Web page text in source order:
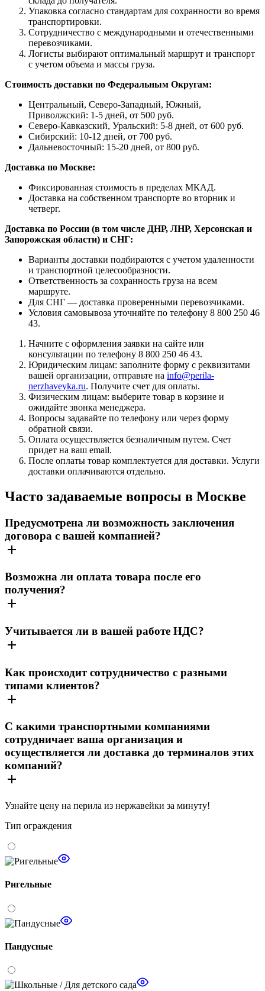
Упаковка согласно стандартам для сохранности во время
транспортировки.
Сотрудничество с международными и отечественными
перевозчиками.
Логисты выбирают оптимальный маршрут и транспорт
с учетом объема и массы груза.
Стоимость доставки по Федеральным Округам:
Центральный, Северо-Западный, Южный,
Приволжский: 1-5 дней, от 500 руб.
Северо-Кавказский, Уральский: 5-8 дней, от 600 руб.
Сибирский: 10-12 дней, от 700 руб.
Дальневосточный: 15-20 дней, от 800 руб.
Доставка по Москве:
Фиксированная стоимость в пределах МКАД.
Доставка на собственном транспорте во вторник и
четверг.
Доставка по России (в том числе ДНР, ЛНР, Херсонская и
Запорожская области) и СНГ:
Варианты доставки подбираются с учетом удаленности
и транспортной целесообразности.
Ответственность за сохранность груза на всем
маршруте.
Для СНГ — доставка проверенными перевозчиками.
Условия самовывоза уточняйте по телефону 8 800 250 46
43.
Начните с оформления заявки на сайте или
консультации по телефону 8 800 250 46 43.
Юридическим лицам: заполните форму с реквизитами
вашей организации, отправьте на info@perila-
nerzhaveyka.ru. Получите счет для оплаты.
Физическим лицам: выберите товар в корзине и
ожидайте звонка менеджера.
Вопросы задавайте по телефону или через форму
обратной связи.
Оплата осуществляется безналичным путем. Счет
придет на ваш email.
После оплаты товар комплектуется для доставки. Услуги
доставки оплачиваются отдельно.
Часто задаваемые вопросы в Москве
Предусмотрена ли возможность заключения
договора с вашей компанией?
Возможна ли оплата товара после его
получения?
Учитывается ли в вашей работе НДС?
Как происходит сотрудничество с разными
типами клиентов?
С какими транспортными компаниями
сотрудничает ваша организация и
осуществляется ли доставка до терминалов этих
компаний?
Узнайте цену на перила из нержавейки за минуту!
Тип ограждения
Ригельные
Пандусные